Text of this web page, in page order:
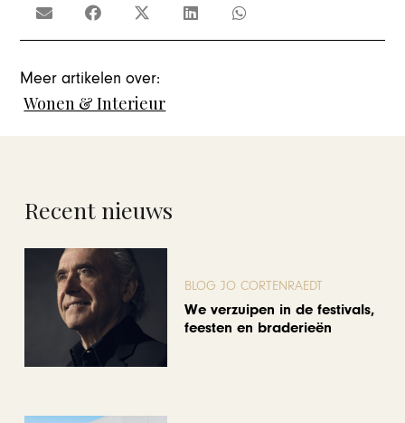
Meer artikelen over:
Wonen & Interieur
Recent nieuws
BLOG JO CORTENRAEDT
We verzuipen in de festivals,
feesten en braderieën